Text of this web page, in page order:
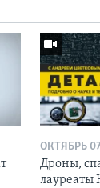
ОКТЯБРЬ
Дроны,
лауреаты